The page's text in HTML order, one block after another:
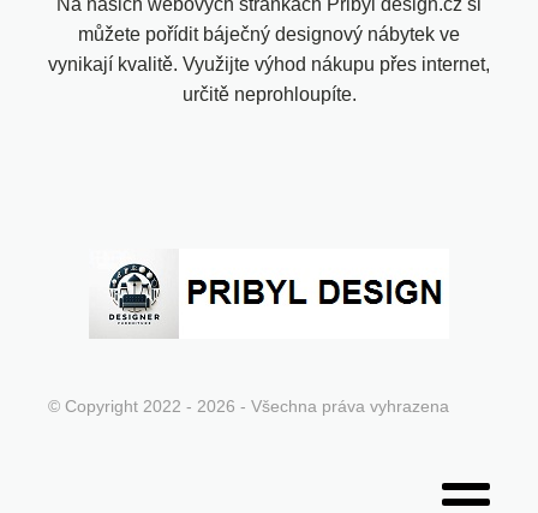
Na našich webových stránkách Přibyl design.cz si
můžete pořídit báječný designový nábytek ve
vynikají kvalitě. Využijte výhod nákupu přes internet,
určitě neprohloupíte.
© Copyright 2022 - 2026 - Všechna práva vyhrazena